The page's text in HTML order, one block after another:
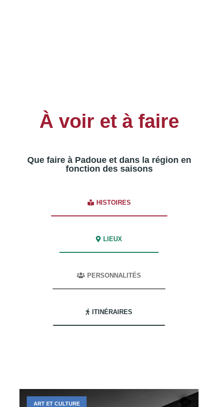
À voir et à faire
Que faire à Padoue et dans la région en
fonction des saisons
HISTOIRES
LIEUX
PERSONNALITÉS
ITINÉRAIRES
ART ET CULTURE